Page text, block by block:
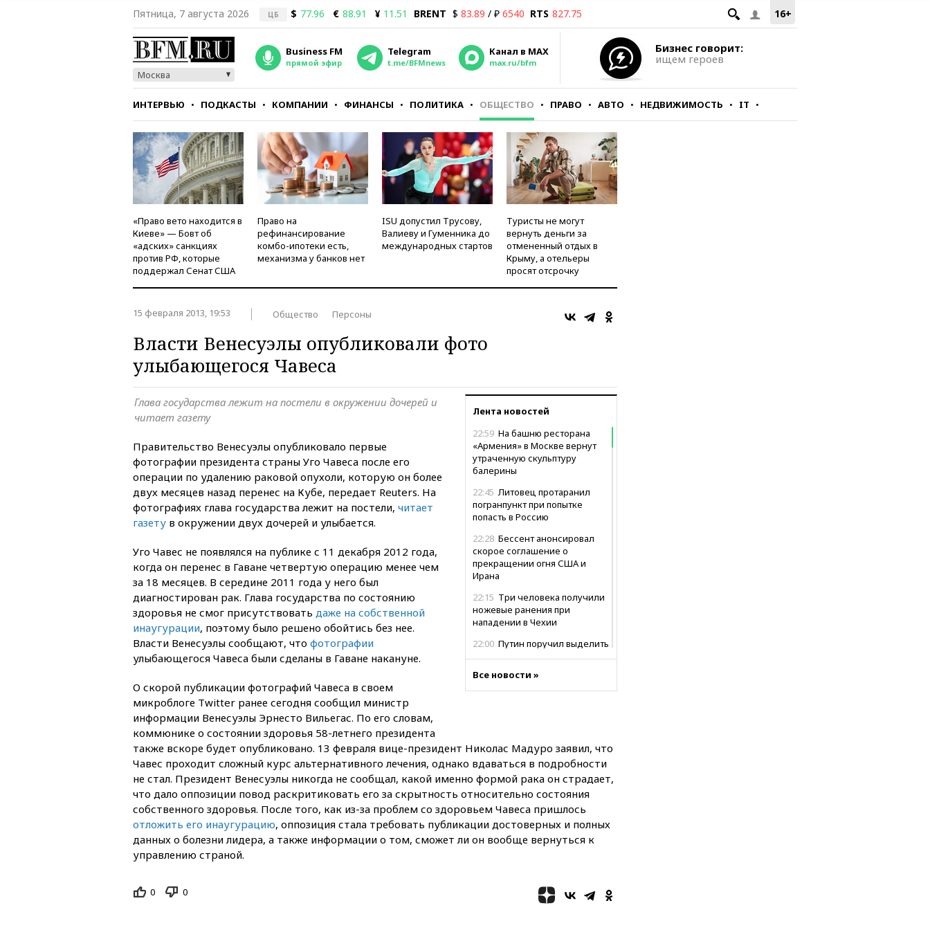
16+
Пятница, 7 августа 2026 ЦБ $ 77.96 € 88.91 ¥ 11.51 BRENT $ 83.89 / ₽ 6540 RTS 827.75
Москва
Business FM
прямой эфир
Telegram
t.me/BFMnews
Канал в MAX
max.ru/bfm
Бизнес говорит:
ищем героев
ИНТЕРВЬЮ ПОДКАСТЫ КОМПАНИИ ФИНАНСЫ ПОЛИТИКА ОБЩЕСТВО ПРАВО АВТО НЕДВИЖИМОСТЬ IT
СТИЛЬ ТЕСТЫ
«Право вето находится в
Киеве» — Бовт об
«адских» санкциях
против РФ, которые
поддержал Сенат США
Право на
рефинансирование
комбо-ипотеки есть,
механизма у банков нет
ISU допустил Трусову,
Валиеву и Гуменника до
международных стартов
Туристы не могут
вернуть деньги за
отмененный отдых в
Крыму, а отельеры
просят отсрочку
15 февраля 2013, 19:53 Общество Персоны
Власти Венесуэлы опубликовали фото
улыбающегося Чавеса
Лента новостей
22:59 На башню ресторана
«Армения» в Москве вернут
утраченную скульптуру
балерины
22:45 Литовец протаранил
погранпункт при попытке
попасть в Россию
22:28 Бессент анонсировал
скорое соглашение о
прекращении огня США и
Ирана
22:15 Три человека получили
ножевые ранения при
нападении в Чехии
22:00 Путин поручил выделить
21:56The Atlantic: Маск
21:35После пожара на складе
в Брянске возбудили
уголовное дело
21:26Лидеры сборной РФ по
гимнастике получили
официальный отказ в визах от
Хорватии
На границе Украины с
Польшей скопилось свыше 6,5
Все новости »
Глава государства лежит на постели в окружении дочерей и
читает газету
Правительство Венесуэлы опубликовало первые
фотографии президента страны Уго Чавеса после его
операции по удалению раковой опухоли, которую он более
двух месяцев назад перенес на Кубе, передает Reuters. На
фотографиях глава государства лежит на постели, читает
газету в окружении двух дочерей и улыбается.
Уго Чавес не появлялся на публике с 11 декабря 2012 года,
когда он перенес в Гаване четвертую операцию менее чем
за 18 месяцев. В середине 2011 года у него был
диагностирован рак. Глава государства по состоянию
здоровья не смог присутствовать даже на собственной
инаугурации, поэтому было решено обойтись без нее.
Власти Венесуэлы сообщают, что фотографии
улыбающегося Чавеса были сделаны в Гаване накануне.
О скорой публикации фотографий Чавеса в своем
микроблоге Twitter ранее сегодня сообщил министр
информации Венесуэлы Эрнесто Вильегас. По его словам,
коммюнике о состоянии здоровья 58-летнего президента
также вскоре будет опубликовано. 13 февраля вице-президент Николас Мадуро заявил, что
Чавес проходит сложный курс альтернативного лечения, однако вдаваться в подробности
не стал. Президент Венесуэлы никогда не сообщал, какой именно формой рака он страдает,
что дало оппозиции повод раскритиковать его за скрытность относительно состояния
собственного здоровья. После того, как из-за проблем со здоровьем Чавеса пришлось
отложить его инаугурацию, оппозиция стала требовать публикации достоверных и полных
данных о болезни лидера, а также информации о том, сможет ли он вообще вернуться к
управлению страной.
0 0